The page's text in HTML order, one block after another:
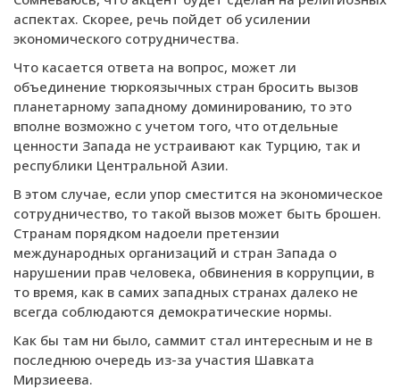
аспектах. Скорее, речь пойдет об усилении
экономического сотрудничества.
Что касается ответа на вопрос, может ли
объединение тюркоязычных стран бросить вызов
планетарному западному доминированию, то это
вполне возможно с учетом того, что отдельные
ценности Запада не устраивают как Турцию, так и
республики Центральной Азии.
В этом случае, если упор сместится на экономическое
сотрудничество, то такой вызов может быть брошен.
Странам порядком надоели претензии
международных организаций и стран Запада о
нарушении прав человека, обвинения в коррупции, в
то время, как в самих западных странах далеко не
всегда соблюдаются демократические нормы.
Как бы там ни было, саммит стал интересным и не в
последнюю очередь из-за участия Шавката
Мирзиеева.